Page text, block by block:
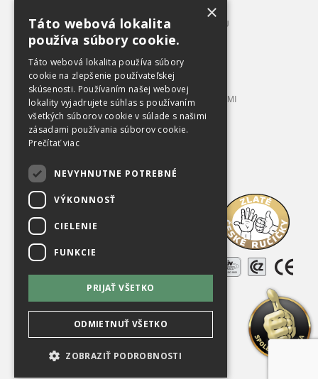
CELKOVÝ PREHĽAD VÝROBNÉHO SORTIMENTU
BALÍKOVACIE LISY 3 – 12 T TLAKU
LISOVACIE KONTAJNERY
STACIONÁRNE LISY S PRÍPOJNÝMI KONTAJNERMI
TRIEDIACE LINKY
PRÍSLUŠENSTVO A VYBAVENIE
OBCHODNÉ PODMIENKY
Na prevzatie
O spoločnosti
Kariéra
Použité zariadenia
Kontakty
×
Táto webová lokalita
používa súbory cookie.
Táto webová lokalita používa súbory
cookie na zlepšenie používateľskej
skúsenosti. Používaním našej webovej
lokality vyjadrujete súhlas s používaním
všetkých súborov cookie v súlade s našimi
zásadami používania súborov cookie.
Prečítať viac
NEVYHNUTNE POTREBNÉ
VÝKONNOSŤ
CIELENIE
FUNKCIE
PRIJAŤ VŠETKO
ODMIETNUŤ VŠETKO
ZOBRAZIŤ PODROBNOSTI